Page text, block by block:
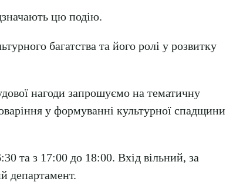
цю подію.
багатства та його ролі у розвитку
нагоди запрошуємо на тематичну
у формуванні культурної спадщини
та з 17:00 до 18:00. Вхід вільний, за
департамент.